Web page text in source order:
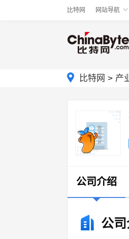
比特网 网站导航
比特网 > 产
公司介绍
公